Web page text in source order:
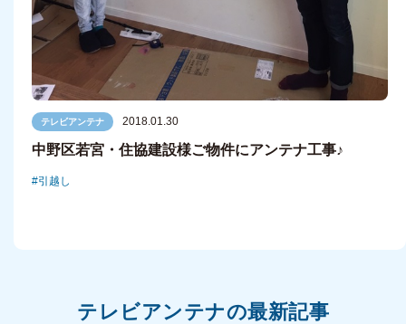
テレビアンテナ 2018.01.30
中野区若宮・住協建設様ご物件にアンテナ工事♪
引越し
テレビアンテナの最新記事